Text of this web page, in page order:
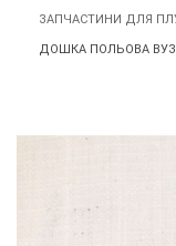
ЗАПЧАСТИНИ ДЛЯ
ДОШКА ПОЛЬОВА